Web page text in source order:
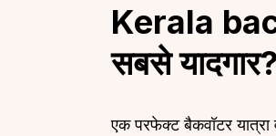
Kerala
सबसे यादगार?
एक परफेक्ट बैकवॉटर